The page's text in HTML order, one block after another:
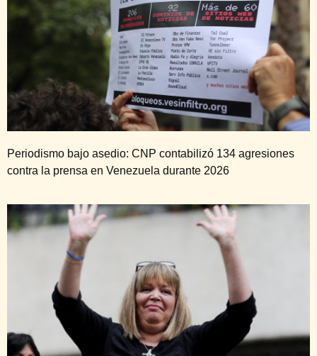
Periodismo bajo asedio: CNP contabilizó 134 agresiones
contra la prensa en Venezuela durante 2026